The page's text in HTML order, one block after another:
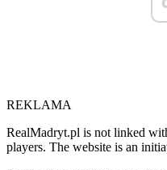
REKLAMA
RealMadryt.pl is not linked
players. The website is an